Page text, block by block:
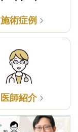
施術症例
医師紹介